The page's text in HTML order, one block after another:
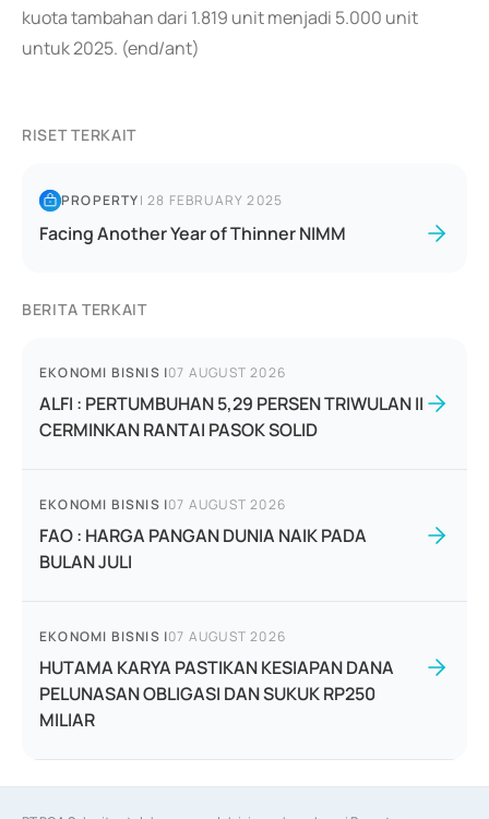
kuota tambahan dari 1.819 unit menjadi 5.000 unit
untuk 2025. (end/ant)
RISET TERKAIT
PROPERTY|28 FEBRUARY 2025
Facing Another Year of Thinner NIMM
BERITA TERKAIT
EKONOMI BISNIS |07 AUGUST 2026
ALFI : PERTUMBUHAN 5,29 PERSEN TRIWULAN II
CERMINKAN RANTAI PASOK SOLID
EKONOMI BISNIS |07 AUGUST 2026
FAO : HARGA PANGAN DUNIA NAIK PADA
BULAN JULI
EKONOMI BISNIS |07 AUGUST 2026
HUTAMA KARYA PASTIKAN KESIAPAN DANA
PELUNASAN OBLIGASI DAN SUKUK RP250
MILIAR